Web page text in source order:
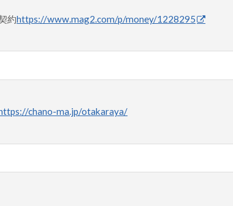
約https://www.mag2.com/p/money/1228295
chano-ma.jp/otakaraya/